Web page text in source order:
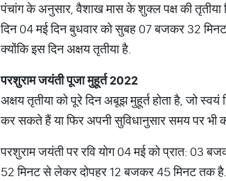
पंचांग के अनुसार, वैशाख मास के शुक्ल पक्ष की
दिन 04 मई दिन बुधवार को सुबह 07 बजकर 32 मिनट
क्योंकि इस दिन अक्षय तृतीया है.
परशुरामजयंतीपूजामुहूर्त2022
अक्षय तृतीया को पूरे दिन अबूझ मुहूर्त होता है, जो
कर सकते हैं या फिर अपनी सुविधानुसार समय पर
परशुराम जयंती पर रवि योग 04 मई को प्रात: 03
52 मिनट से लेकर दोपहर 12 बजकर 45 मिनट तक है.